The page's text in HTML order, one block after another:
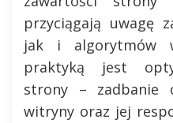
przyciągają uwagę
jak i algorytmów
praktyką jest
strony – zadbanie
witryny oraz jej